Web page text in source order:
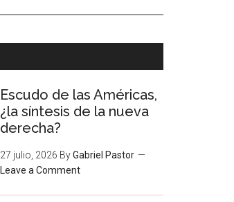
Escudo de las Américas,
¿la síntesis de la nueva
derecha?
27 julio, 2026 ByGabriel Pastor
Leave a Comment